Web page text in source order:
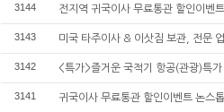
3144 전지역 귀국이사 무료통관 할인이벤
3143 미국 타주이사 & 이삿짐 보관, 전문
3142 <특가>즐거운 국적기 항공(관광)특
3141 귀국이사 무료통관 할인이벤트 논스